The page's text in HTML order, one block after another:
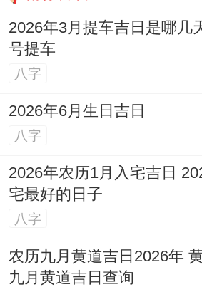
2026年3月提车吉日是哪几
号提车
八字
2026年6月生日吉日
八字
2026年农历1月入宅吉日
宅最好的日子
八字
农历九月黄道吉日2026年
九月黄道吉日查询